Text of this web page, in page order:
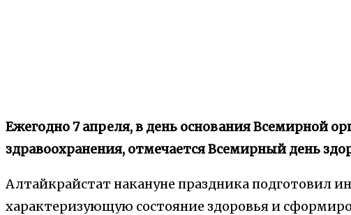
Ежегодно 7 апреля, в день основания Всемирной
здравоохранения, отмечается Всемирный день
Алтайкрайстат накануне праздника подготовил
характеризующую состояние здоровья и